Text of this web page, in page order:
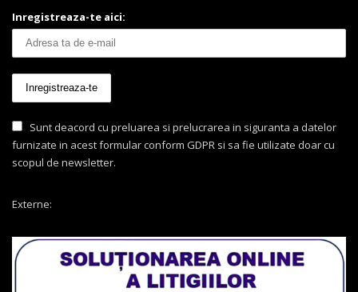
Inregistreaza-te aici:
Sunt deacord cu preluarea si prelucrarea in siguranta a datelor
furnizate in acest formular conform GDPR si sa fie utilizate doar cu
scopul de newsletter.
Externe: